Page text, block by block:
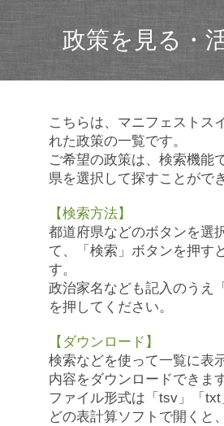
政策を見る・
こちらは、マニフェストス
れた政策の一覧です。
ご希望の政策は、検索機能
県を選択して探すことがで
【検索方法】
都道府県などのボタンを選
て、「検索」ボタンを押す
す。
政治家名なども記入のうえ
を押してください。
【ダウンロード】
検索などを使って一覧に表
内容をダウンロードできます
ファイル形式は「tsv」「
どの表計算ソフトで開くと